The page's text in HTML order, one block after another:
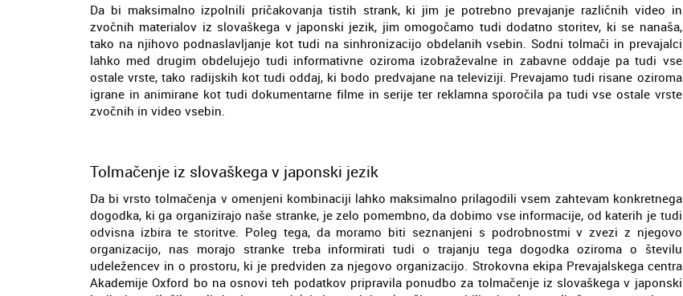
Da bi maksimalno izpolnili pričakovanja tistih strank, ki jim je potrebno prevajanje različnih video in
zvočnih materialov iz slovaškega v japonski jezik, jim omogočamo tudi dodatno storitev, ki se nanaša,
tako na njihovo podnaslavljanje kot tudi na sinhronizacijo obdelanih vsebin. Sodni tolmači in prevajalci
lahko med drugim obdelujejo tudi informativne oziroma izobraževalne in zabavne oddaje pa tudi vse
ostale vrste, tako radijskih kot tudi oddaj, ki bodo predvajane na televiziji. Prevajamo tudi risane oziroma
igrane in animirane kot tudi dokumentarne filme in serije ter reklamna sporočila pa tudi vse ostale vrste
zvočnih in video vsebin.
Tolmačenje iz slovaškega v japonski jezik
Da bi vrsto tolmačenja v omenjeni kombinaciji lahko maksimalno prilagodili vsem zahtevam konkretnega
dogodka, ki ga organizirajo naše stranke, je zelo pomembno, da dobimo vse informacije, od katerih je tudi
odvisna izbira te storitve. Poleg tega, da moramo biti seznanjeni s podrobnostmi v zvezi z njegovo
organizacijo, nas morajo stranke treba informirati tudi o trajanju tega dogodka oziroma o številu
udeležencev in o prostoru, ki je predviden za njegovo organizacijo. Strokovna ekipa Prevajalskega centra
Akademije Oxford bo na osnovi teh podatkov pripravila ponudbo za tolmačenje iz slovaškega v japonski